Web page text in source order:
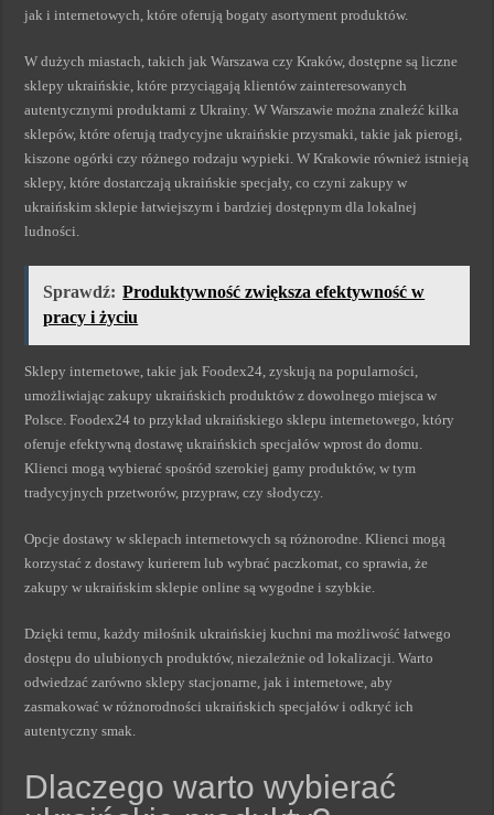
jak i internetowych, które oferują bogaty asortyment produktów.
W dużych miastach, takich jak Warszawa czy Kraków, dostępne są liczne
sklepy ukraińskie, które przyciągają klientów zainteresowanych
autentycznymi produktami z Ukrainy. W Warszawie można znaleźć kilka
sklepów, które oferują tradycyjne ukraińskie przysmaki, takie jak pierogi,
kiszone ogórki czy różnego rodzaju wypieki. W Krakowie również istnieją
sklepy, które dostarczają ukraińskie specjały, co czyni zakupy w
ukraińskim sklepie łatwiejszym i bardziej dostępnym dla lokalnej
ludności.
Sprawdź: Produktywność zwiększa efektywność w
pracy i życiu
Sklepy internetowe, takie jak Foodex24, zyskują na popularności,
umożliwiając zakupy ukraińskich produktów z dowolnego miejsca w
Polsce. Foodex24 to przykład ukraińskiego sklepu internetowego, który
oferuje efektywną dostawę ukraińskich specjałów wprost do domu.
Klienci mogą wybierać spośród szerokiej gamy produktów, w tym
tradycyjnych przetworów, przypraw, czy słodyczy.
Opcje dostawy w sklepach internetowych są różnorodne. Klienci mogą
korzystać z dostawy kurierem lub wybrać paczkomat, co sprawia, że
zakupy w ukraińskim sklepie online są wygodne i szybkie.
Dzięki temu, każdy miłośnik ukraińskiej kuchni ma możliwość łatwego
dostępu do ulubionych produktów, niezależnie od lokalizacji. Warto
odwiedzać zarówno sklepy stacjonarne, jak i internetowe, aby
zasmakować w różnorodności ukraińskich specjałów i odkryć ich
autentyczny smak.
Dlaczego warto wybierać